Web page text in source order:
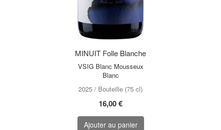
MINUIT Folle Blanche
VSIG Blanc Mousseux
Blanc
2025 / Bouteille (75 cl)
16,00 €
Ajouter au panier